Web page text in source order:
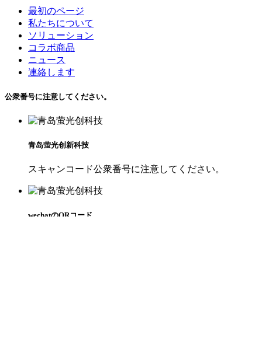
最初のページ
私たちについて
ソリューション
コラボ商品
ニュース
連絡します
公衆番号に注意してください。
青岛萤光创新科技
スキャンコード公衆番号に注意してください。
wechatのQRコード